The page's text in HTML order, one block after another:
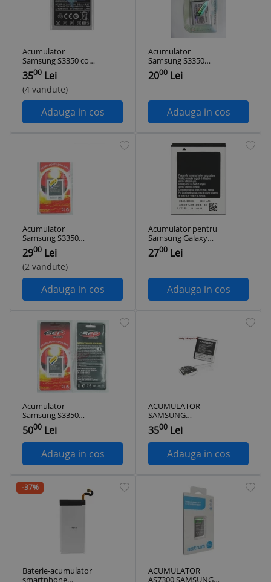
Acumulator
Samsung S3350 cod
EB424255VU
original
3500 Lei
(4 vandute)
Adauga in cos
Acumulator
Samsung S3350
Vertex Blister
2000 Lei
Adauga in cos
Acumulator
Samsung S3350
Chat 335
2900 Lei
(2 vandute)
Adauga in cos
Acumulator pentru
Samsung Galaxy
S3350, EB424255VA
/ VUC, 1000 mAh
2700 Lei
Adauga in cos
Acumulator
Samsung S3350
Chat 335
5000 Lei
Adauga in cos
ACUMULATOR
SAMSUNG
EB664239H
ORIGINAL SWAP
3500 Lei
Adauga in cos
-37%
Baterie-acumulator
smartphone
ACUMULATOR
AS7300 SAMSUNG